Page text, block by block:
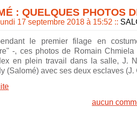
: QUELQUES PHOTOS
17 septembre 2018 à 15:52 ::
le premier filage en
-, ces photos de Romain
en plein travail dans la salle, J.
(Salomé) avec ses deux esclaves
aucun